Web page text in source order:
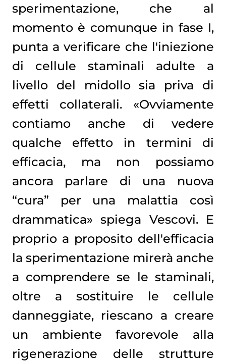
sperimentazione, che al
momento è comunque in fase I,
punta a verificare che l'iniezione
di cellule staminali adulte a
livello del midollo sia priva di
effetti collaterali. «Ovviamente
contiamo anche di vedere
qualche effetto in termini di
efficacia, ma non possiamo
ancora parlare di una nuova
“cura” per una malattia così
drammatica» spiega Vescovi. E
proprio a proposito dell'efficacia
la sperimentazione mirerà anche
a comprendere se le staminali,
oltre a sostituire le cellule
danneggiate, riescano a creare
un ambiente favorevole alla
rigenerazione delle strutture